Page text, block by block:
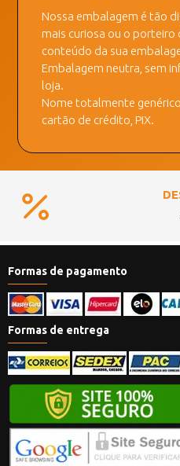
Nossa embalagem é tão
mais curiosa ou o porteiro
conteúdo da sua
Embalagem neutra, sem
loja.
Nome totalmente
cartão de crédito, PIX.
Formas de pagamento
Formas de entrega